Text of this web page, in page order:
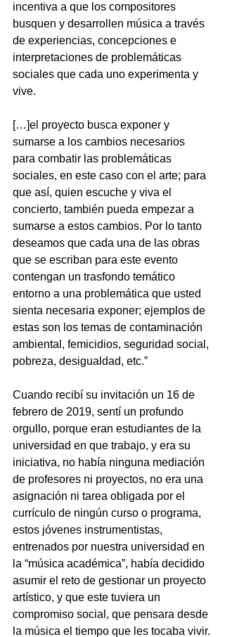
incentiva a que los compositores
busquen y desarrollen música a través
de experiencias, concepciones e
interpretaciones de problemáticas
sociales que cada uno experimenta y
vive.
[…]el proyecto busca exponer y
sumarse a los cambios necesarios
para combatir las problemáticas
sociales, en este caso con el arte; para
que así, quien escuche y viva el
concierto, también pueda empezar a
sumarse a estos cambios. Por lo tanto
deseamos que cada una de las obras
que se escriban para este evento
contengan un trasfondo temático
entorno a una problemática que usted
sienta necesaria exponer; ejemplos de
estas son los temas de contaminación
ambiental, femicidios, seguridad social,
pobreza, desigualdad, etc.”
Cuando recibí su invitación un 16 de
febrero de 2019, sentí un profundo
orgullo, porque eran estudiantes de la
universidad en que trabajo, y era su
iniciativa, no había ninguna mediación
de profesores ni proyectos, no era una
asignación ni tarea obligada por el
currículo de ningún curso o programa,
estos jóvenes instrumentistas,
entrenados por nuestra universidad en
la “música académica”, había decidido
asumir el reto de gestionar un proyecto
artístico, y que este tuviera un
compromiso social, que pensara desde
la música el tiempo que les tocaba vivir.